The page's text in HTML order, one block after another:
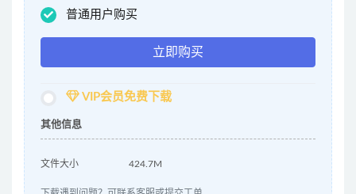
普通用户购买
立即购买
VIP会员免费下载
其他信息
文件大小 424.7M